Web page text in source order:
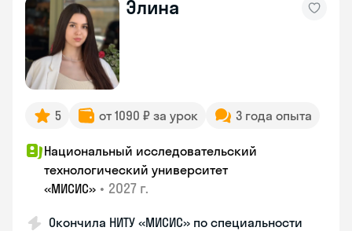
Элина
5 от 1090 ₽ за урок 3 года опыта
Национальный исследовательский
технологический университет
«МИСИС» • 2027 г.
Окончила НИТУ «МИСИС» по специальности